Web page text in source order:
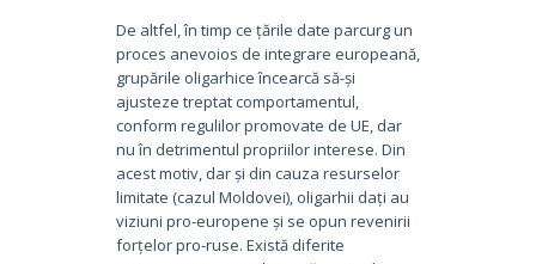
De altfel, în timp ce țările date parcurg un
proces anevoios de integrare europeană,
grupările oligarhice încearcă să-și
ajusteze treptat comportamentul,
conform regulilor promovate de UE, dar
nu în detrimentul propriilor interese. Din
acest motiv, dar și din cauza resurselor
limitate (cazul Moldovei), oligarhii dați au
viziuni pro-europene și se opun revenirii
forțelor pro-ruse. Există diferite